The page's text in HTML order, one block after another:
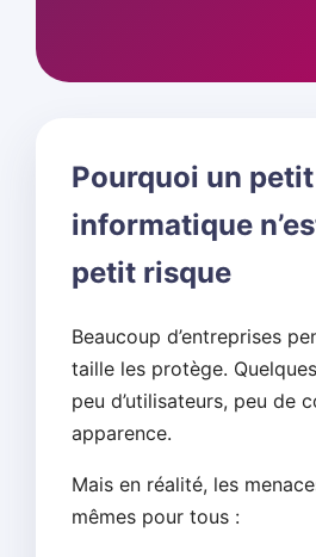
Pourquoi un
informatique
petit risque
Beaucoup d’entreprises
taille les protège.
peu d’utilisateurs, peu de
apparence.
Mais en réalité, les
mêmes pour tous :